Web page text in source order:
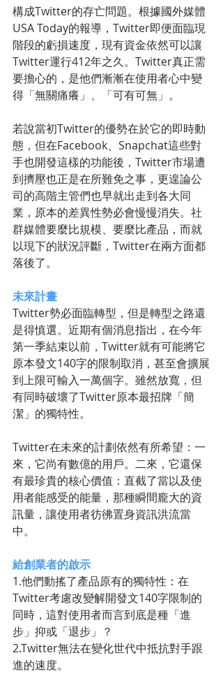
構成Twitter的存亡問題。根據國外媒體
USA Today的報導，Twitter即便面臨現
階段的虧損速度，現有資金依然可以讓
Twitter運行412年之久。Twitter真正需
要擔心的，是他們漸漸在使用者心中變
得「無關痛癢」、「可有可無」。
若說當初Twitter的優勢在於它的即時動
態，但在Facebook、Snapchat這些對
手也開發這樣的功能後，Twitter市場遭
到擠壓也正是在所難免之事，更遑論公
司的高階主管們也早就出走到各大同
業，原本的差異性勢必會慢慢消失。社
群媒體要麼比規模、要麼比產品，而就
以現下的狀況評斷，Twitter在兩方面都
落後了。
未來計畫
Twitter勢必面臨轉型，但是轉型之路還
是得慎選。近期有個消息指出，在今年
第一季結束以前，Twitter就有可能將它
原本發文140字的限制取消，甚至會擴展
到上限可輸入一萬個字。雖然放寬，但
有同時破壞了Twitter原本最招牌「簡
潔」的獨特性。
Twitter在未來的計劃依然有所希望：一
來，它尚有數億的用戶。二來，它還保
有最珍貴的核心價值：直截了當以及使
用者能感受的能量，那種瞬間龐大的資
訊量，讓使用者彷彿置身資訊洪流當
中。
給創業者的啟示
1.他們動搖了產品原有的獨特性：在
Twitter考慮改變解開發文140字限制的
同時，這對使用者而言到底是種「進
步」抑或「退步」？
2.Twitter無法在變化世代中抵抗對手跟
進的速度。